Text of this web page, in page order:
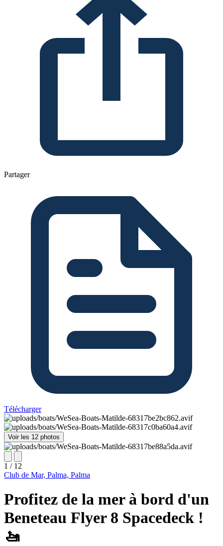
Partager
Télécharger
Voir les 12 photos
1 / 12
Club de Mar, Palma, Palma
Profitez de la mer à bord d'un
Beneteau Flyer 8 Spacedeck !
🚤